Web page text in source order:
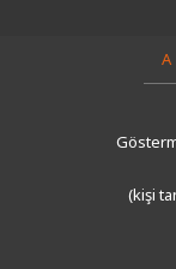
(kişi